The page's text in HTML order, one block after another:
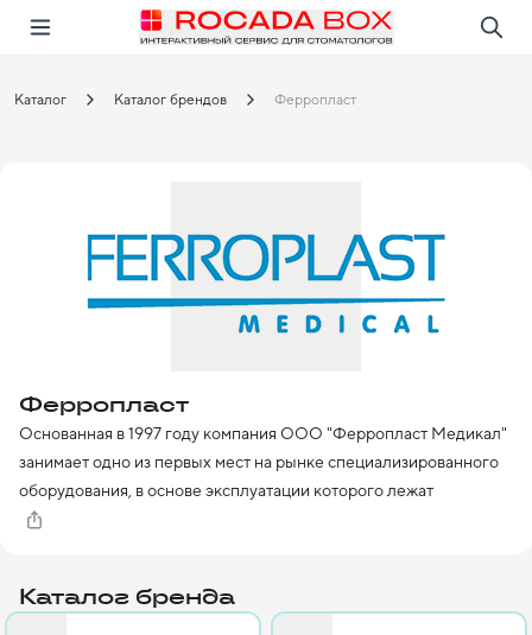
Открыть в приложении!
Каталог Каталог брендов Ферропласт
Ферропласт
Основанная в 1997 году компания ООО "Ферропласт Медикал"
занимает одно из первых мест на рынке специализированного
оборудования, в основе эксплуатации которого лежат
технологии обеззараживания ультрафиолетовым излучением,
Каталог бренда